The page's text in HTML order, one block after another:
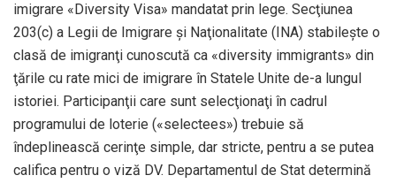
imigrare «Diversity Visa» mandatat prin lege. Secţiunea
203(c) a Legii de Imigrare şi Naţionalitate (INA) stabileşte o
clasă de imigranţi cunoscută ca «diversity immigrants» din
ţările cu rate mici de imigrare în Statele Unite de-a lungul
istoriei. Participanţii care sunt selecţionaţi în cadrul
programului de loterie («selectees») trebuie să
îndeplinească cerinţe simple, dar stricte, pentru a se putea
califica pentru o viză DV. Departamentul de Stat determină